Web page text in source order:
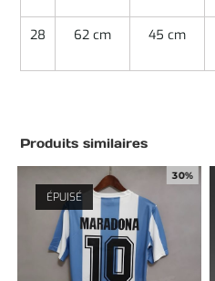
28 62 cm 45 cm
Produits similaires
30%
ÉPUISÉ